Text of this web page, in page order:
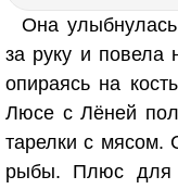
Она
за руку и повела
опираясь на
Люсе с Лёней
тарелки с мясом.
рыбы. Плюс для